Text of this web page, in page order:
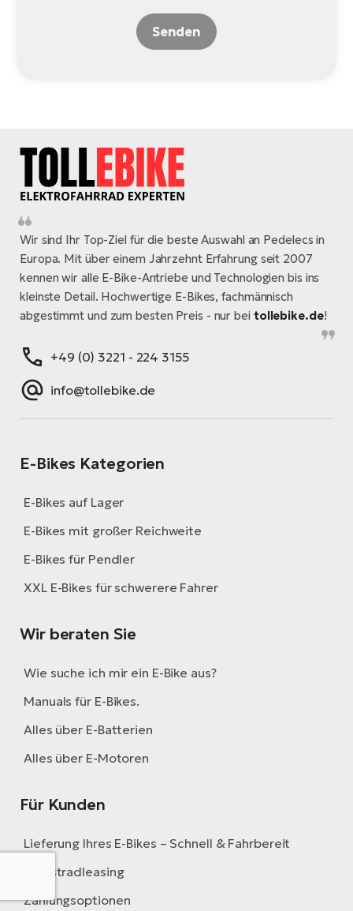
Senden
Wir sind Ihr Top-Ziel für die beste Auswahl an Pedelecs in
Europa. Mit über einem Jahrzehnt Erfahrung seit 2007
kennen wir alle E-Bike-Antriebe und Technologien bis ins
kleinste Detail. Hochwertige E-Bikes, fachmännisch
abgestimmt und zum besten Preis - nur bei tollebike.de!
+49 (0) 3221 - 224 3155
info@tollebike.de
E-Bikes Kategorien
E-Bikes auf Lager
E-Bikes mit großer Reichweite
E-Bikes für Pendler
XXL E-Bikes für schwerere Fahrer
Wir beraten Sie
Wie suche ich mir ein E-Bike aus?
Manuals für E-Bikes.
Alles über E-Batterien
Alles über E-Motoren
Für Kunden
Lieferung Ihres E-Bikes – Schnell & Fahrbereit
Dienstradleasing
Zahlungsoptionen